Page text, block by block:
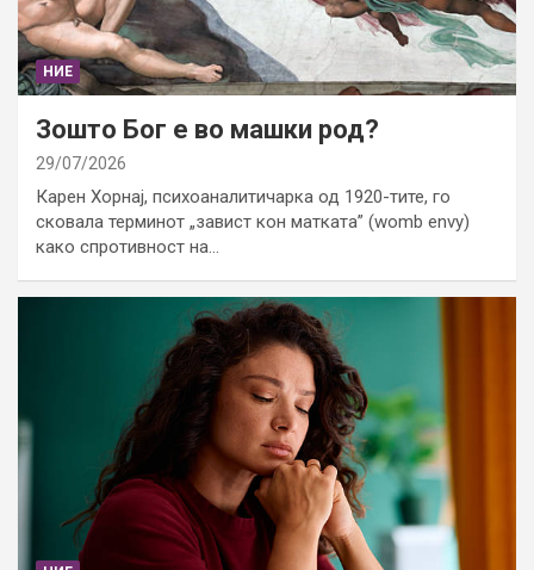
НИЕ
Зошто Бог е во машки род?
29/07/2026
Карен Хорнај, психоаналитичарка од 1920-тите, го
сковала терминот „завист кон матката” (womb envy)
како спротивност на…